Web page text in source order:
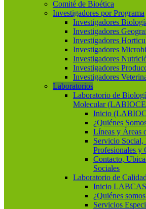
Comité de Bioética
Investigadores por Programa
Investigadores
Investigadores
Investigadores
Investigadores
Investigadores
Investigadores
Investigadores
Laboratorios
Laboratorio de
Molecular
Inicio
¿Quiénes
Líneas y Áreas
Servicio Social,
Profesionales y
Contacto,
Sociales
Laboratorio de
Inicio LABCAS
¿Quiénes
Servicios